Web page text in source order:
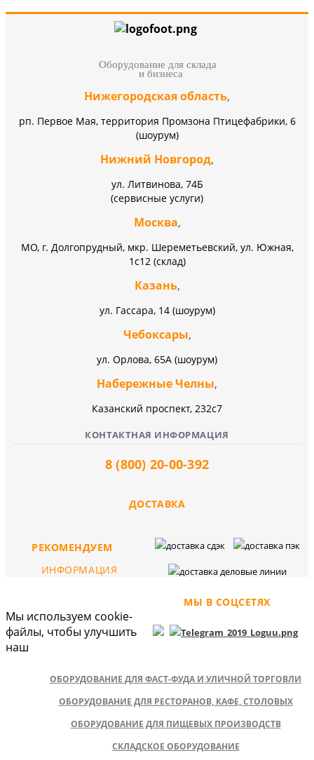
Оборудование для склада
и бизнеса
Нижегородская область,
рп. Первое Мая, территория Промзона Птицефабрики, 6
(шоурум)
Нижний Новгород,
ул. Литвинова, 74Б
(сервисные услуги)
Москва,
МО, г. Долгопрудный, мкр. Шереметьевский, ул. Южная,
1с12 (склад)
Казань,
ул. Гассара, 14 (шоурум)
Чебоксары,
ул. Орлова, 65А (шоурум)
Набережные Челны,
Казанский проспект, 232c7
КОНТАКТНАЯ ИНФОРМАЦИЯ
8 (800) 20-00-392
ДОСТАВКА
МЫ В СОЦСЕТЯХ
РЕКОМЕНДУЕМ
ОБОРУДОВАНИЕ ДЛЯ ФАСТ-ФУДА И УЛИЧНОЙ ТОРГОВЛИ
ОБОРУДОВАНИЕ ДЛЯ РЕСТОРАНОВ, КАФЕ, СТОЛОВЫХ
ОБОРУДОВАНИЕ ДЛЯ ПИЩЕВЫХ ПРОИЗВОДСТВ
СКЛАДСКОЕ ОБОРУДОВАНИЕ
ИНФОРМАЦИЯ
Мы используем cookie-
файлы, чтобы улучшить
наш